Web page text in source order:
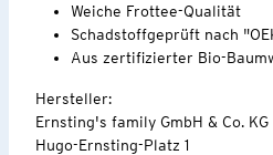
Weiche Frottee-Qualität
Schadstoffgeprüft nach
Aus zertifizierter Bio-
Hersteller:
Ernsting's family GmbH & Co. KG
Hugo-Ernsting-Platz 1